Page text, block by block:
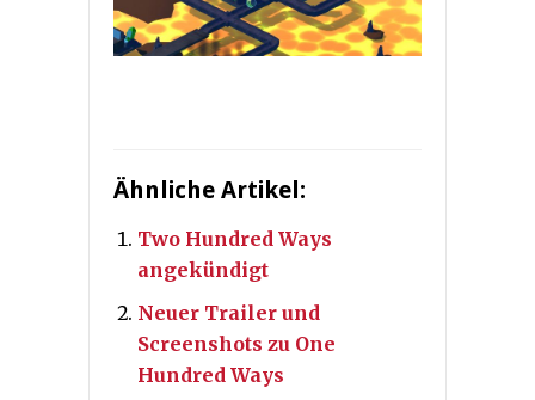
Ähnliche Artikel:
Two Hundred Ways
angekündigt
Neuer Trailer und
Screenshots zu One
Hundred Ways